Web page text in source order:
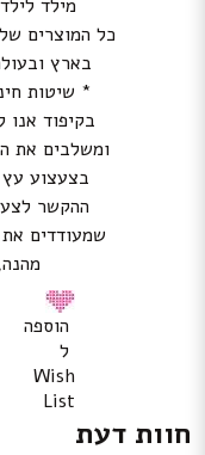
מילד
כל המוצרים
בארץ
* שיטות
בקיפוד אנו
ומשלבים את
בצעצוע עץ
ההקשר
שמעודדים
הוספה
ל
Wish
List
חוות דעת